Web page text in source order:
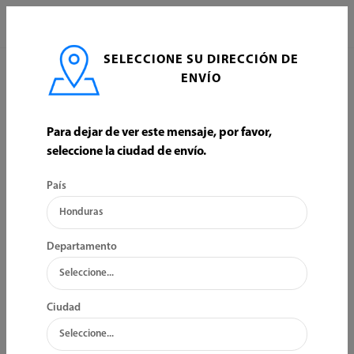
HOGAR IMPLEMENTOS DE COCINA
IMPLEMENTOS DE COCINA
ORDENAR POR:
SELECCIONE SU DIRECCIÓN DE
ENVÍO
Para dejar de ver este mensaje, por favor,
seleccione la ciudad de envío.
País
Departamento
Ciudad